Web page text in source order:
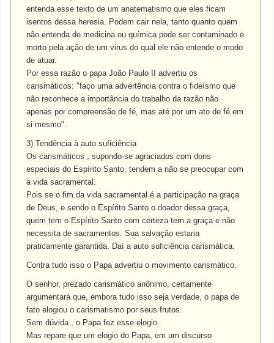
entenda esse texto de um anatematismo que eles ficam
isentos dessa heresia. Podem cair nela, tanto quanto quem
não entenda de medicina ou química pode ser contaminado e
morto pela ação de um virus do qual ele não entende o modo
de atuar.
Por essa razão o papa João Paulo II advertiu os
carismáticos: "faço uma advertência contra o fideísmo que
não reconhece a importância do trabalho da razão não
apenas por compreensão de fé, mas até por um ato de fé em
si mesmo".
3) Tendência à auto suficiência
Os carismáticos , supondo-se agraciados com dons
especiais do Espírito Santo, tendem a não se preocupar com
a vida sacramental.
Pois se o fim da vida sacramental é a participação na graça
de Deus, e sendo o Espírito Santo o doador dessa graça,
quem tem o Espírito Santo com certeza tem a graça e não
necessita de sacramentos. Sua salvação estaria
praticamente garantida. Daí a auto suficiência carismática.
Contra tudo isso o Papa advertiu o movimento carismático.
O senhor, prezado carismático anônimo, certamente
argumentará que, embora tudo isso seja verdade, o papa de
fato elogiou o carismatismo por seus frutos.
Sem dúvida , o Papa fez esse elogio.
Mas repare que um elogio do Papa, em um discurso